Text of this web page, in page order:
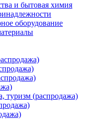
и бытовая химия
оборудование
туризм (распродажа)